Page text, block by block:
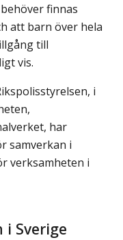
finnas
att barn över hela
till
vis.
i
har
samverkan i
verksamheten i
i Sverige